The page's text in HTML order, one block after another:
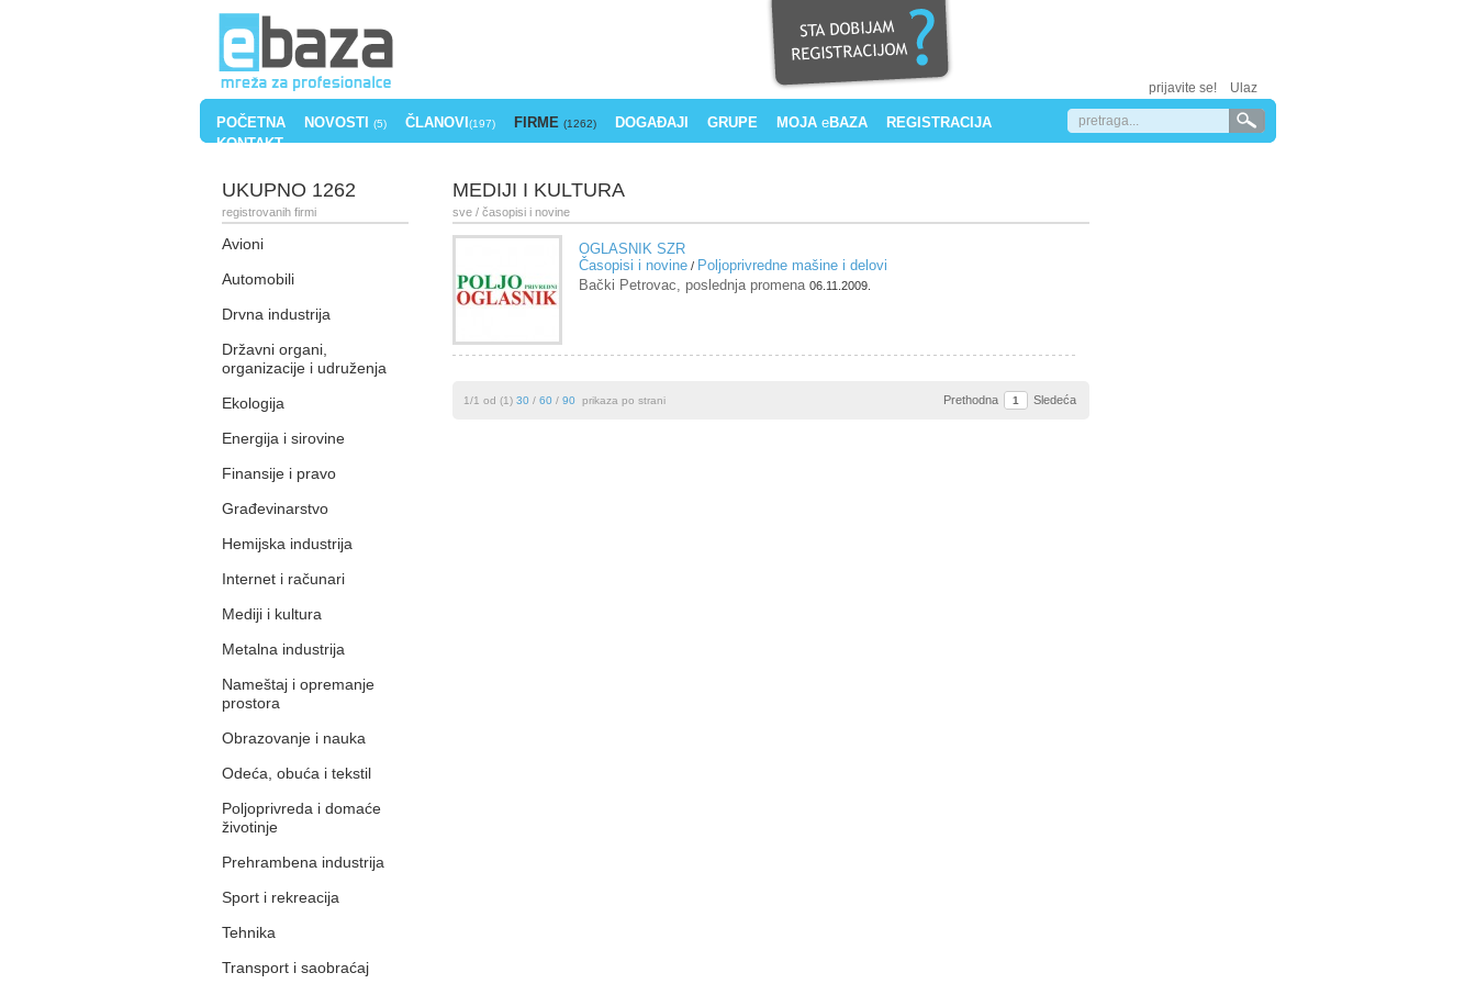
prijavite se! Ulaz
POČETNA NOVOSTI (5) ČLANOVI (197) FIRME (1262) DOGAĐAJI GRUPE MOJA eBAZA
REGISTRACIJA
KONTAKT
UKUPNO 1262
registrovanih firmi
Avioni
Automobili
Drvna industrija
Državni organi,
organizacije i udruženja
Ekologija
Energija i sirovine
Finansije i pravo
Građevinarstvo
Hemijska industrija
Internet i računari
Mediji i kultura
Metalna industrija
Nameštaj i opremanje
prostora
Obrazovanje i nauka
Odeća, obuća i tekstil
Poljoprivreda i domaće
životinje
Prehrambena industrija
Sport i rekreacija
Tehnika
Transport i saobraćaj
MEDIJI I KULTURA
sve / časopisi i novine
OGLASNIK SZR
Časopisi i novine / Poljoprivredne mašine i delovi
Bački Petrovac, poslednja promena 06.11.2009.
1/1 od (1) 30 / 60 / 90 prikaza po strani Prethodna 1 Sledeća